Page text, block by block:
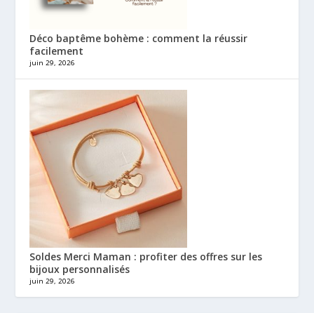
Déco baptême bohème : comment la réussir
facilement
juin 29, 2026
Soldes Merci Maman : profiter des offres sur les
bijoux personnalisés
juin 29, 2026